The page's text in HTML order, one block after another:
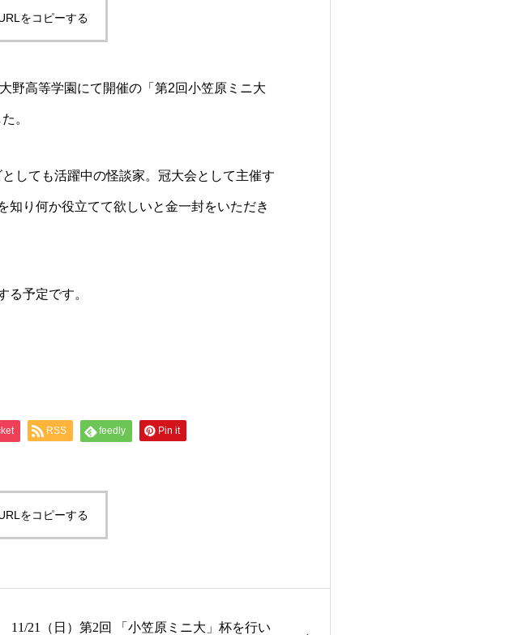
をコピーする
野高等学園にて開催の「第2回小笠原ミニ大
。
しても活躍中の怪談家。冠大会として主催す
知り何か役立てて欲しいと金一封をいただき
る予定です。
RSS feedly Pin it
をコピーする
11/21（日）第2回 「小笠原ミニ大」杯を行い